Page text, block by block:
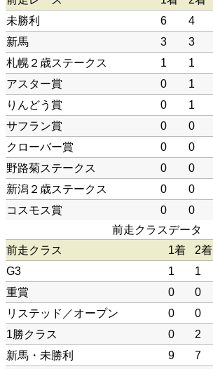
未勝利
6 4
新馬
3 3
札幌２歳ステークス
1 1
アスター賞
0 1
りんどう賞
0 1
サフラン賞
0 0
クローバー賞
0 0
野路菊ステークス
0 0
新潟２歳ステークス
0 0
コスモス賞
0 0
前走クラスデータ
前走クラス
1着 2着
G3
1 1
重賞
0 0
リステッド／オープン
0 0
1勝クラス
0 2
新馬・未勝利
9 7